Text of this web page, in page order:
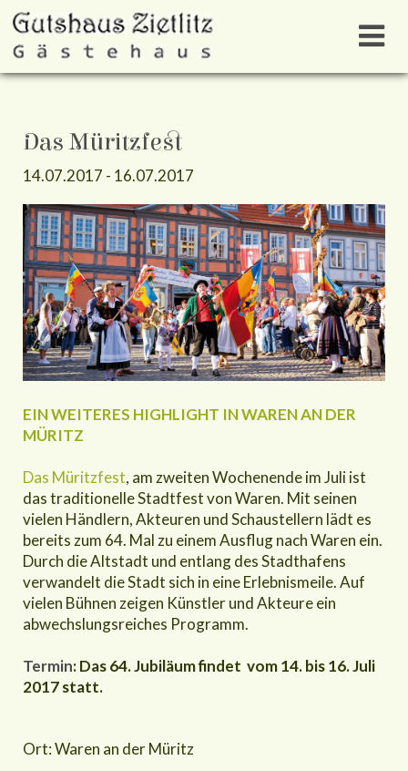
Das Müritzfest
14.07.2017 - 16.07.2017
EIN WEITERES HIGHLIGHT IN WAREN AN DER
MÜRITZ
Das Müritzfest, am zweiten Wochenende im Juli ist
das traditionelle Stadtfest von Waren. Mit seinen
vielen Händlern, Akteuren und Schaustellern lädt es
bereits zum 64. Mal zu einem Ausflug nach Waren ein.
Durch die Altstadt und entlang des Stadthafens
verwandelt die Stadt sich in eine Erlebnismeile. Auf
vielen Bühnen zeigen Künstler und Akteure ein
abwechslungsreiches Programm.
Termin: Das 64. Jubiläum findet vom 14. bis 16. Juli
2017 statt.
Ort: Waren an der Müritz